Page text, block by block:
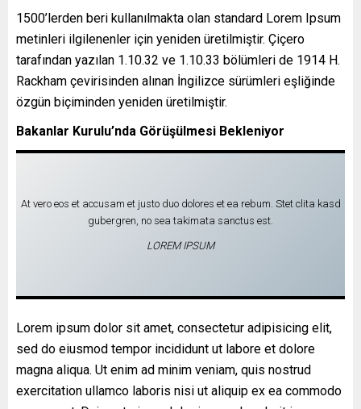
1500’lerden beri kullanılmakta olan standard Lorem Ipsum
metinleri ilgilenenler için yeniden üretilmiştir. Çiçero
tarafından yazılan 1.10.32 ve 1.10.33 bölümleri de 1914 H.
Rackham çevirisinden alınan İngilizce sürümleri eşliğinde
özgün biçiminden yeniden üretilmiştir.
Bakanlar Kurulu’nda Görüşülmesi Bekleniyor
At vero eos et accusam et justo duo dolores et ea rebum. Stet clita kasd
gubergren, no sea takimata sanctus est.
LOREM IPSUM
Lorem ipsum dolor sit amet, consectetur adipisicing elit,
sed do eiusmod tempor incididunt ut labore et dolore
magna aliqua. Ut enim ad minim veniam, quis nostrud
exercitation ullamco laboris nisi ut aliquip ex ea commodo